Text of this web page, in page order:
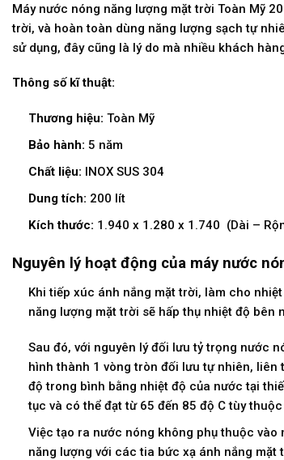
Máy nước nóng năng lượng mặt trời Toàn Mỹ
trời, và hoàn toàn dùng năng lượng sạch tự
sử dụng, đây cũng là lý do mà nhiều khách
Thông số kĩ thuật:
Thương hiệu: Toàn Mỹ
Bảo hành: 5 năm
Chất liệu: INOX SUS 304
Dung tích: 200 lít
Kích thước: 1.940 x 1.280 x 1.740 (Dài –
Nguyên lý hoạt động của máy nước
Khi tiếp xúc ánh nắng mặt trời, làm cho
năng lượng mặt trời sẽ hấp thụ nhiệt độ
Sau đó, với nguyên lý đối lưu tỷ trọng nước
hình thành 1 vòng tròn đối lưu tự nhiên,
độ trong bình bằng nhiệt độ của nước tại
tục và có thể đạt từ 65 đến 85 độ C tùy
Việc tạo ra nước nóng không phụ thuộc
năng lượng với các tia bức xạ ánh nắng mặt